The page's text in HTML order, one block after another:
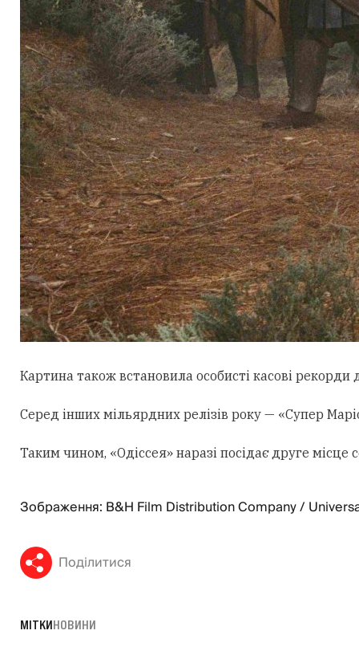
Картина також встановила особисті касові
Серед інших мільярдних релізів року — «Супер
Таким чином, «Одіссея» наразі посідає друге
Зображення: B&H Film Distribution Company /
Поділитися
МІТКИНОВИНИ